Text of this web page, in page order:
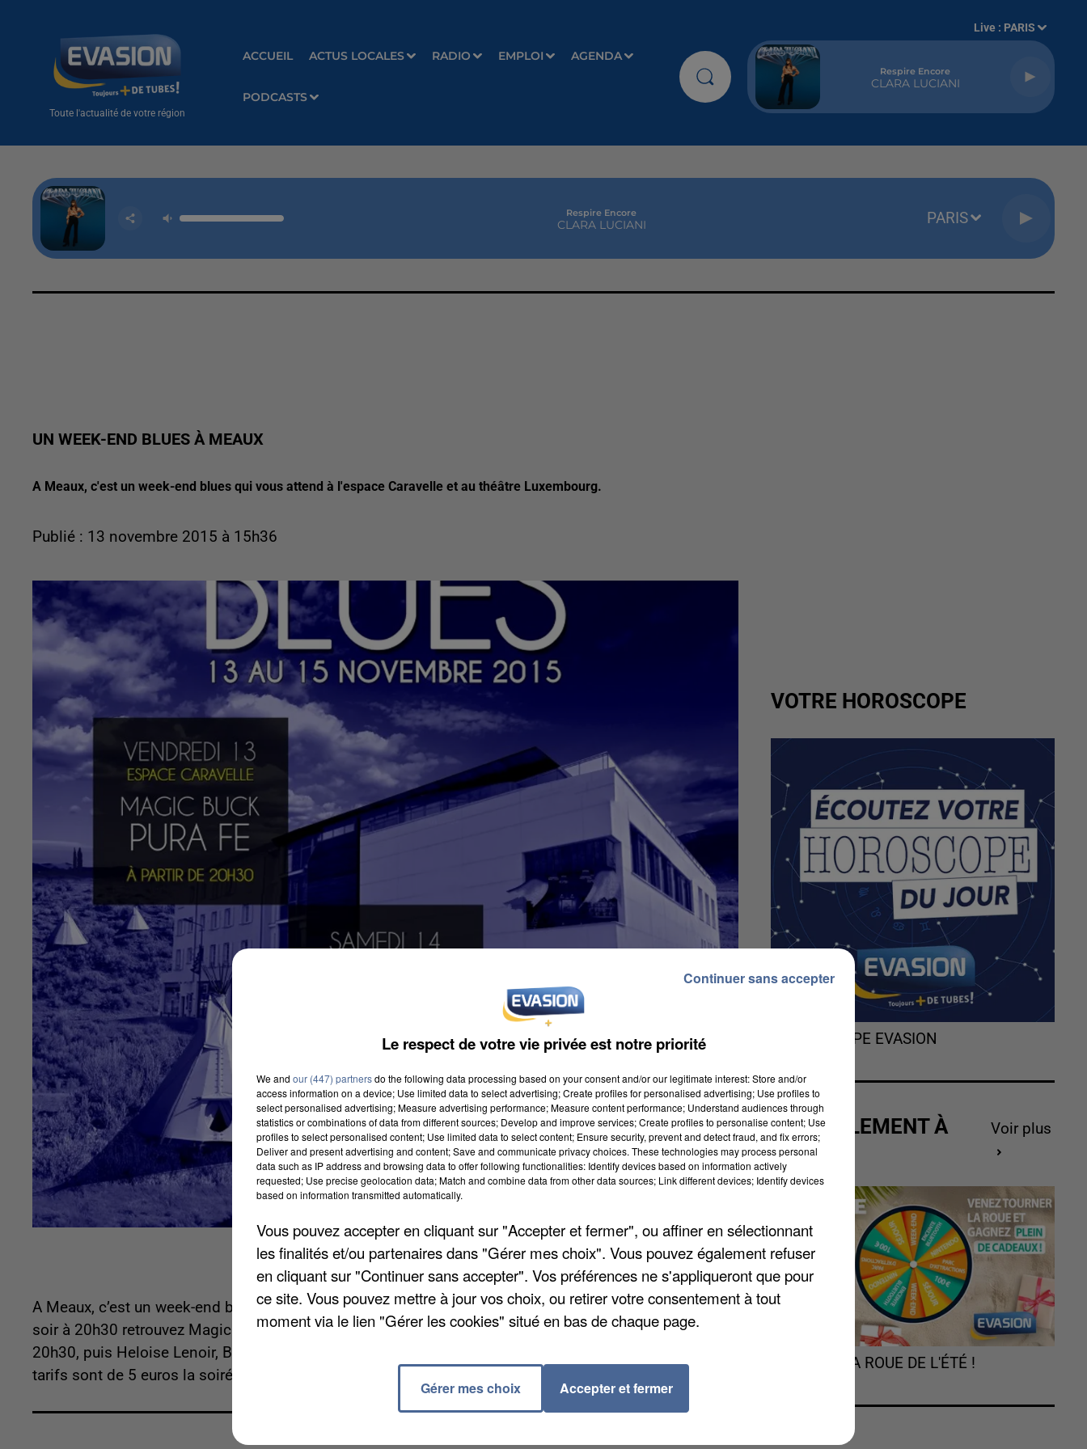
Toute l'actualité de votre région
ACCUEIL ACTUS LOCALES RADIO EMPLOI AGENDA
PODCASTS
Live : PARIS
Respire Encore
CLARA LUCIANI
Respire Encore
CLARA LUCIANI PARIS
UN WEEK-END BLUES À MEAUX
A Meaux, c'est un week-end blues qui vous attend à l'espace Caravelle et au théâtre Luxembourg.
Publié : 13 novembre 2015 à 15h36
A Meaux, c’est un week-end blues qui vous attend à l’espace Caravelle et au théâtre Luxembourg. Ce
soir à 20h30 retrouvez Magic Buck et Pura Fe. Demain ce sera Hot ducks et Dana Fuchs toujours à
20h30, puis Heloise Lenoir, Blues Band et Soul Kays and the hush puppies dès 15h dimanche. Les
tarifs sont de 5 euros la soirée, et 12 euros les trois jours. Plus d'info sur
VOTRE HOROSCOPE
L'HOROSCOPE EVASION
ACTUELLEMENT À
GAGNER
Voir plus
TOURNEZ LA ROUE DE L'ÉTÉ !
Le respect de votre vie privée est notre priorité
We and our (447) partnersdo the following data processing based on your consent and/or our legitimate interest: Store and/or
access information on a device; Use limited data to select advertising; Create profiles for personalised advertising; Use profiles to
select personalised advertising; Measure advertising performance; Measure content performance; Understand audiences through
statistics or combinations of data from different sources; Develop and improve services; Create profiles to personalise content; Use
profiles to select personalised content; Use limited data to select content; Ensure security, prevent and detect fraud, and fix errors;
Deliver and present advertising and content; Save and communicate privacy choices. These technologies may process personal
data such as IP address and browsing data to offer following functionalities: Identify devices based on information actively
requested; Use precise geolocation data; Match and combine data from other data sources; Link different devices; Identify devices
based on information transmitted automatically.
Vous pouvez accepter en cliquant sur "Accepter et fermer", ou affiner en sélectionnant
les finalités et/ou partenaires dans "Gérer mes choix". Vous pouvez également refuser
en cliquant sur "Continuer sans accepter". Vos préférences ne s'appliqueront que pour
ce site. Vous pouvez mettre à jour vos choix, ou retirer votre consentement à tout
moment via le lien "Gérer les cookies" situé en bas de chaque page.
Gérer mes choix Accepter et fermer
Continuer sans accepter